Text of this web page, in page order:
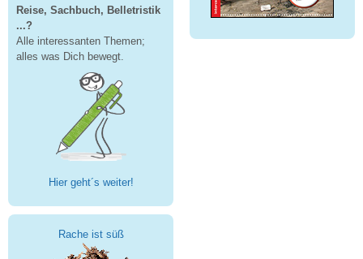
Reise, Sachbuch, Belletristik
...?
Alle interessanten Themen;
alles was Dich bewegt.
Hier geht´s weiter!
Rache ist süß